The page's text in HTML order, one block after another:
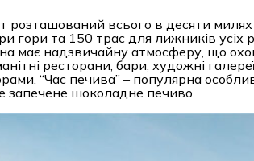
всього в десяти милях
гори та 150 трас для лижників усіх
має надзвичайну атмосферу, що
ресторани, бари, художні
“Час печива” – популярна
запечене шоколадне печиво.